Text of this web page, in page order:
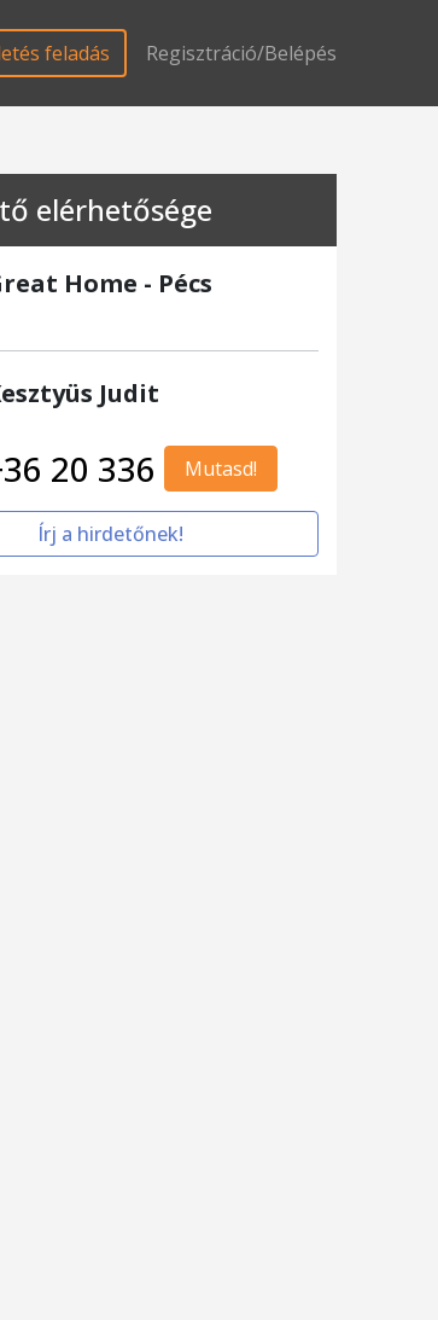
feladás Regisztráció/Belépés
elérhetősége
Home - Pécs
Judit
20 336 Mutasd!
Írj a hirdetőnek!